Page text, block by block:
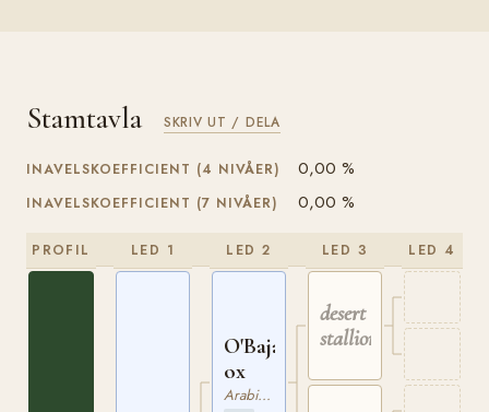
Stamtavla SKRIV UT / DELA
INAVELSKOEFFICIENT (4 NIVÅER) 0,00 %
INAVELSKOEFFICIENT (7 NIVÅER) 0,00 %
PROFIL LED 1 LED 2
O'Bajan
ox
Arabiskt Fullblod
LED 3
desert
stallion
LED 4